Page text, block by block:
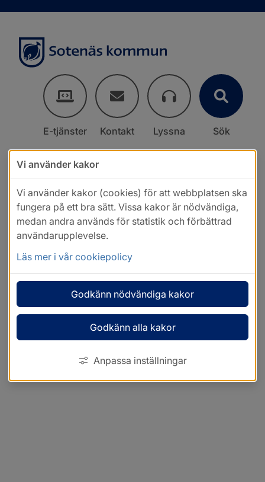
E-tjänster Kontakt Lyssna Sök
Vi använder kakor
Vi använder kakor (cookies) för att webbplatsen ska
fungera på ett bra sätt. Vissa kakor är nödvändiga,
medan andra används för statistik och förbättrad
användarupplevelse.
Läs mer i vår cookiepolicy
Godkänn nödvändiga kakor
Godkänn alla kakor
Anpassa inställningar